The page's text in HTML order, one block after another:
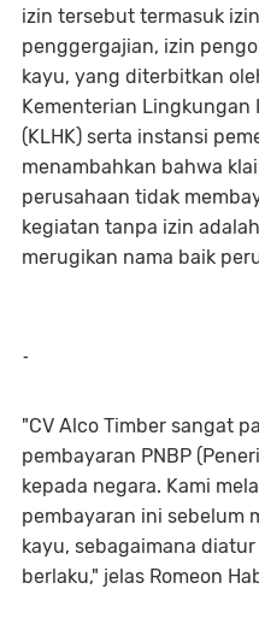
izin tersebut termasuk
penggergajian, izin
kayu, yang diterbitkan
Kementerian Lingkungan
(KLHK) serta instansi
menambahkan bahwa
perusahaan tidak
kegiatan tanpa izin
merugikan nama baik
-
"CV Alco Timber sangat
pembayaran PNBP
kepada negara. Kami
pembayaran ini sebelum
kayu, sebagaimana
berlaku," jelas Romeon